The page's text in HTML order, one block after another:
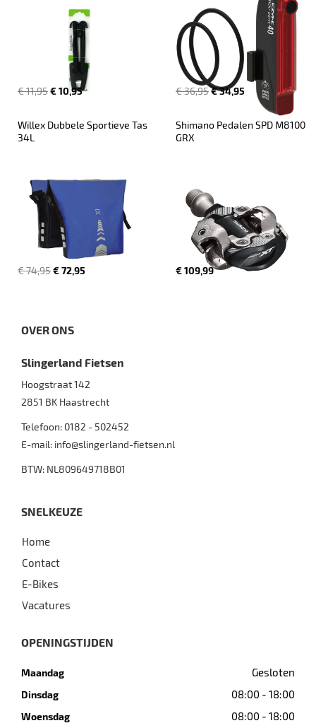
€ 11,95€ 10,95 € 36,95€ 34,95
Willex Dubbele Sportieve Tas
34L
€ 74,95€ 72,95
Shimano Pedalen SPD M8100
GRX
€ 109,99
OVER ONS
Slingerland Fietsen
Hoogstraat 142
2851 BK Haastrecht
Telefoon: 0182 - 502452
E-mail: info@slingerland-fietsen.nl
BTW: NL809649718B01
SNELKEUZE
Home
Contact
E-Bikes
Vacatures
OPENINGSTIJDEN
Maandag Gesloten
Dinsdag 08:00 - 18:00
Woensdag 08:00 - 18:00